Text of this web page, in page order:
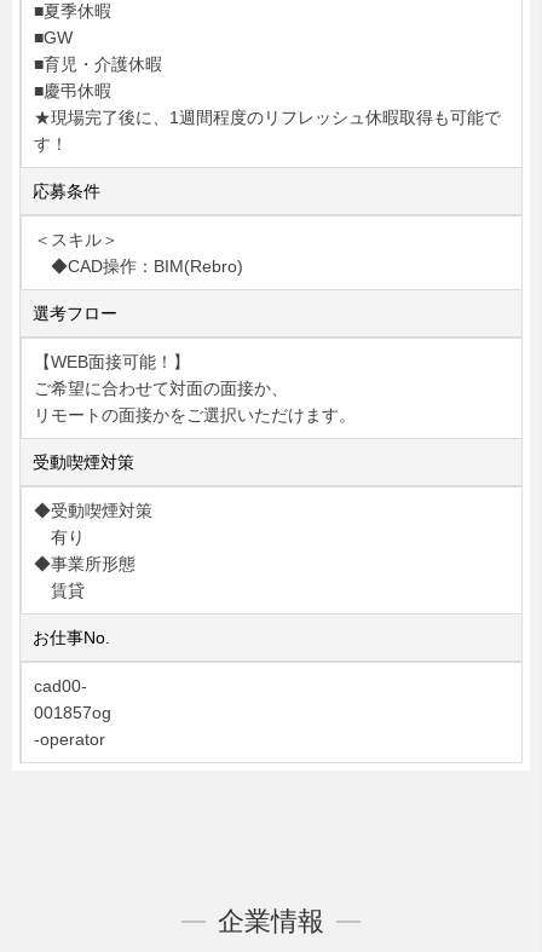
■夏季休暇
■GW
■育児・介護休暇
■慶弔休暇
★現場完了後に、1週間程度のリフレッシュ休暇取得も可能で
す！
応募条件
＜スキル＞
◆CAD操作：BIM(Rebro)
選考フロー
【WEB面接可能！】
ご希望に合わせて対面の面接か、
リモートの面接かをご選択いただけます。
受動喫煙対策
◆受動喫煙対策
有り
◆事業所形態
賃貸
お仕事No.
cad00-
001857og
-operator
企業情報